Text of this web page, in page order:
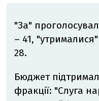
"За"
– 41,
28.
Бюджет
фракції: "Слуга